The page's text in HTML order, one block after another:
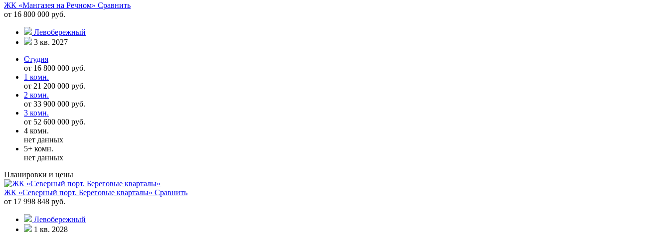
ЖК «Мангазея на Речном» Сравнить
от 16 800 000 руб.
Левобережный
3 кв. 2027
Студия
от 16 800 000 руб.
1 комн.
от 21 200 000 руб.
2 комн.
от 33 900 000 руб.
3 комн.
от 52 600 000 руб.
4 комн.
нет данных
5+ комн.
нет данных
Планировки и цены
ЖК «Северный порт. Береговые кварталы» Сравнить
от 17 998 848 руб.
Левобережный
1 кв. 2028